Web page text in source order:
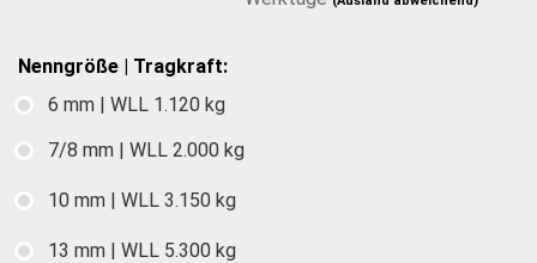
Nenngröße | Tragkraft:
6 mm | WLL 1.120 kg
7/8 mm | WLL 2.000 kg
10 mm | WLL 3.150 kg
13 mm | WLL 5.300 kg